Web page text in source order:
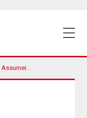
Polítiques Públiques I Fer Créixer La Institució